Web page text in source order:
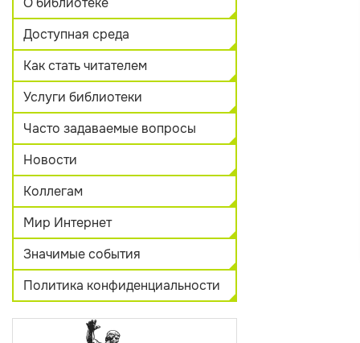
Доступная среда
Как стать читателем
Услуги библиотеки
Часто задаваемые вопросы
Новости
Коллегам
Мир Интернет
Значимые события
Политика конфиденциальности